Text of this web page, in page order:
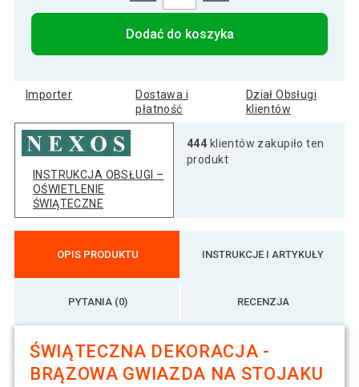
Dodać do koszyka
Importer
Dostawa i
płatność
Dział Obsługi
klientów
INSTRUKCJA OBSŁUGI –
OŚWIETLENIE
ŚWIĄTECZNE
444 klientów zakupiło ten
produkt
OPIS PRODUKTU INSTRUKCJE I ARTYKUŁY
PYTANIA (0) RECENZJA
ŚWIĄTECZNA DEKORACJA -
BRĄZOWA GWIAZDA NA STOJAKU